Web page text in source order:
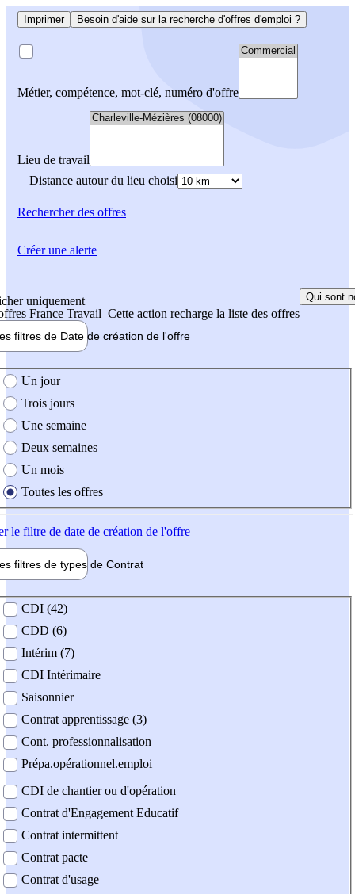
Imprimer Besoin d'aide sur la recherche d'offres d'emploi ?
Métier, compétence, mot-clé, numéro d'offre
Lieu de travail
Distance autour du lieu choisi
Rechercherdes offres
uniquement
France Travail Cette action recharge la liste des offres
Qui sont
filtres de Date de création de l'offre
création de l'offre
Un jour
Trois jours
Une semaine
Deux semaines
Un mois
Toutes les offres
le filtre de date de création de l'offre
filtres de types de Contrat
contrat
CDI (42)
CDD (6)
Intérim (7)
CDI Intérimaire
Saisonnier
Contrat apprentissage (3)
Cont. professionnalisation
Prépa.opérationnel.emploi
CDI de chantier ou d'opération
Contrat d'Engagement Educatif
Contrat intermittent
Contrat pacte
Contrat d'usage
Créer une alerte